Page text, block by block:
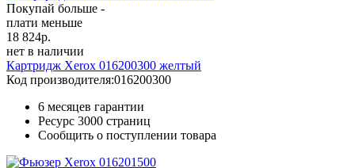
Покупай больше -
плати меньше
18 824р.
нет в наличии
Картридж Xerox 016200300 желтый
Код производителя:016200300
6 месяцев гарантии
Ресурс 3000 страниц
Сообщить о поступлении товара